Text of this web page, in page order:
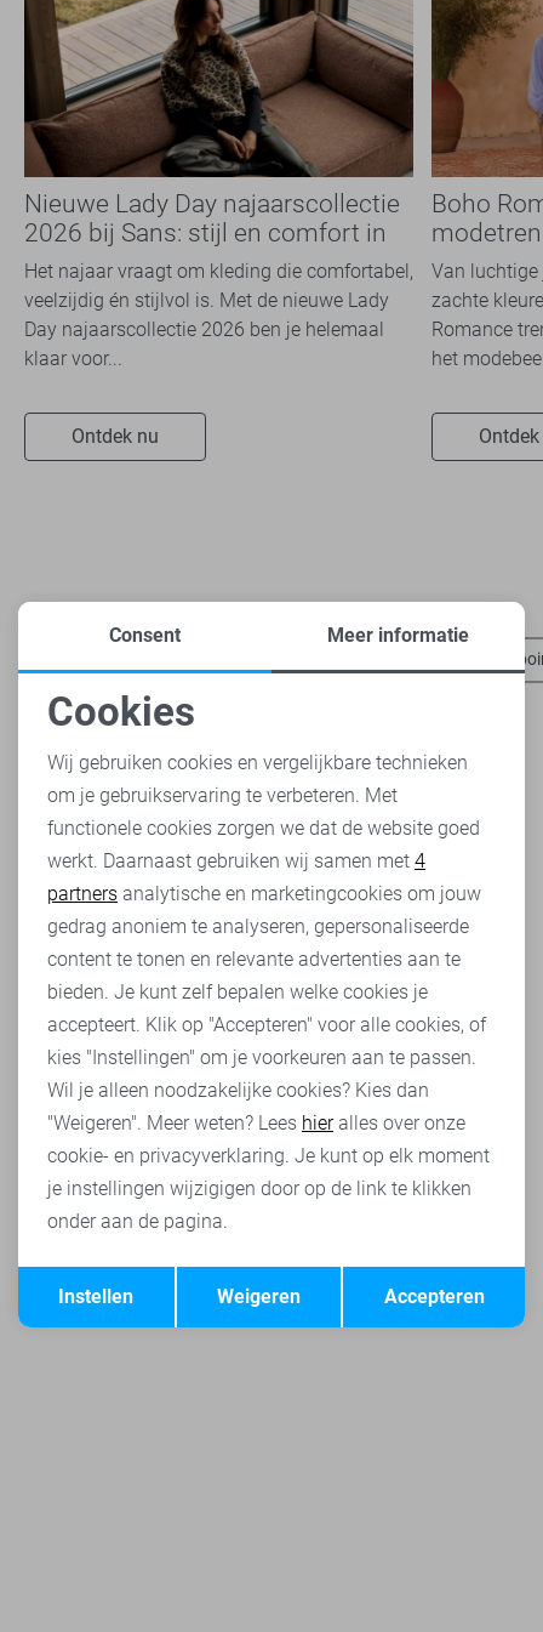
Nieuwe Lady Day najaarscollectie
2026 bij Sans: stijl en comfort in
travelkwaliteit
Het najaar vraagt om kleding die comfortabel,
veelzijdig én stijlvol is. Met de nieuwe Lady
Day najaarscollectie 2026 ben je helemaal
klaar voor...
Ontdek nu
Boho
overal
Van luchtige
zachte
Romance
het
Heb je dit al eens bekeken?
SisterS
Noodzakelijke cookies
Personalisatie cookies
Analytische cookies
Marketing cookies
Terug Opslaan
Consent Meer informatie
Cookies
Wij gebruiken cookies en vergelijkbare technieken
om je gebruikservaring te verbeteren. Met
functionele cookies zorgen we dat de website goed
werkt. Daarnaast gebruiken wij samen met 4
partners analytische en marketingcookies om jouw
gedrag anoniem te analyseren, gepersonaliseerde
content te tonen en relevante advertenties aan te
bieden. Je kunt zelf bepalen welke cookies je
accepteert. Klik op "Accepteren" voor alle cookies, of
kies "Instellingen" om je voorkeuren aan te passen.
Wil je alleen noodzakelijke cookies? Kies dan
"Weigeren". Meer weten? Lees hieralles over onze
cookie- en privacyverklaring. Je kunt op elk moment
je instellingen wijzigigen door op de link te klikken
onder aan de pagina.
Accepteren
Weigeren
Instellen